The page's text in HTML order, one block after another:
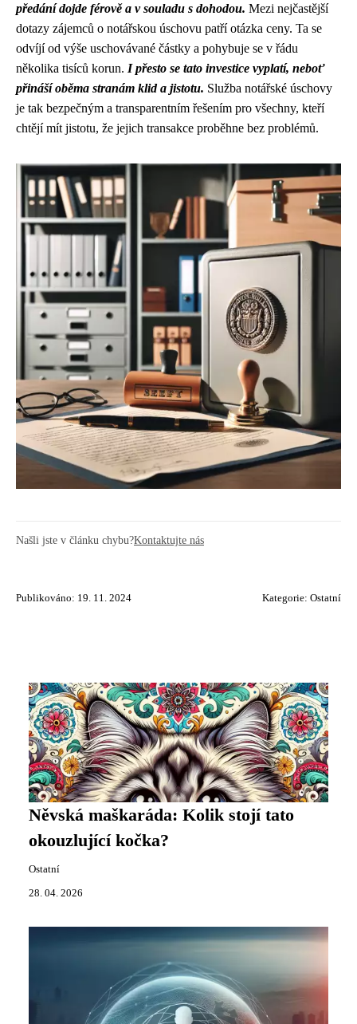
předání dojde férově a v souladu s dohodou. Mezi nejčastější
dotazy zájemců o notářskou úschovu patří otázka ceny. Ta se
odvíjí od výše uschovávané částky a pohybuje se v řádu
několika tisíců korun. I přesto se tato investice vyplatí, neboť
přináší oběma stranám klid a jistotu. Služba notářské úschovy
je tak bezpečným a transparentním řešením pro všechny, kteří
chtějí mít jistotu, že jejich transakce proběhne bez problémů.
Našli jste v článku chybu?Kontaktujte nás
Publikováno: 19. 11. 2024 Kategorie: Ostatní
Něvská maškaráda: Kolik stojí tato
okouzlující kočka?
Ostatní
28. 04. 2026